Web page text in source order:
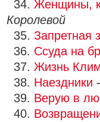
34. Женщины,
Королевой
35. Запретная
36. Ссуда на
37. Жизнь
38. Наездники
39. Верую в
40.